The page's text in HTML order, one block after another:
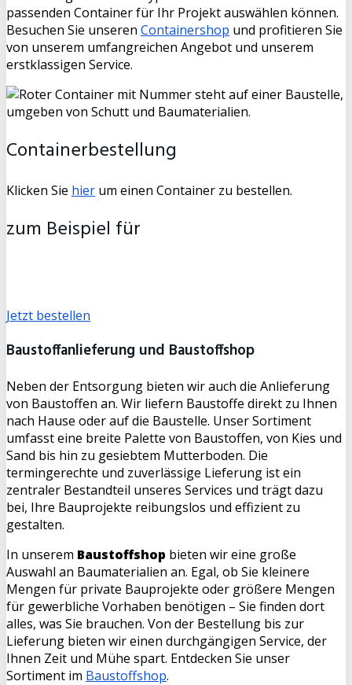
passenden Container für Ihr Projekt auswählen können.
Besuchen Sie unseren Containershop und profitieren Sie
von unserem umfangreichen Angebot und unserem
erstklassigen Service.
Containerbestellung
Klicken Sie hier um einen Container zu bestellen.
zum Beispiel für
Jetzt bestellen
Baustoffanlieferung und Baustoffshop
Neben der Entsorgung bieten wir auch die Anlieferung
von Baustoffen an. Wir liefern Baustoffe direkt zu Ihnen
nach Hause oder auf die Baustelle. Unser Sortiment
umfasst eine breite Palette von Baustoffen, von Kies und
Sand bis hin zu gesiebtem Mutterboden. Die
termingerechte und zuverlässige Lieferung ist ein
zentraler Bestandteil unseres Services und trägt dazu
bei, Ihre Bauprojekte reibungslos und effizient zu
gestalten.
In unserem Baustoffshop bieten wir eine große
Auswahl an Baumaterialien an. Egal, ob Sie kleinere
Mengen für private Bauprojekte oder größere Mengen
für gewerbliche Vorhaben benötigen – Sie finden dort
alles, was Sie brauchen. Von der Bestellung bis zur
Lieferung bieten wir einen durchgängigen Service, der
Ihnen Zeit und Mühe spart. Entdecken Sie unser
Sortiment im Baustoffshop.